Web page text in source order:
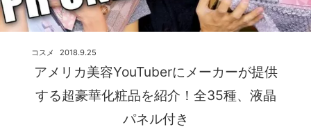
アメリカ美容YouTuberにメーカーが提供
する超豪華化粧品を紹介！全35種、液晶
パネル付き
2018.9.25
コスメ